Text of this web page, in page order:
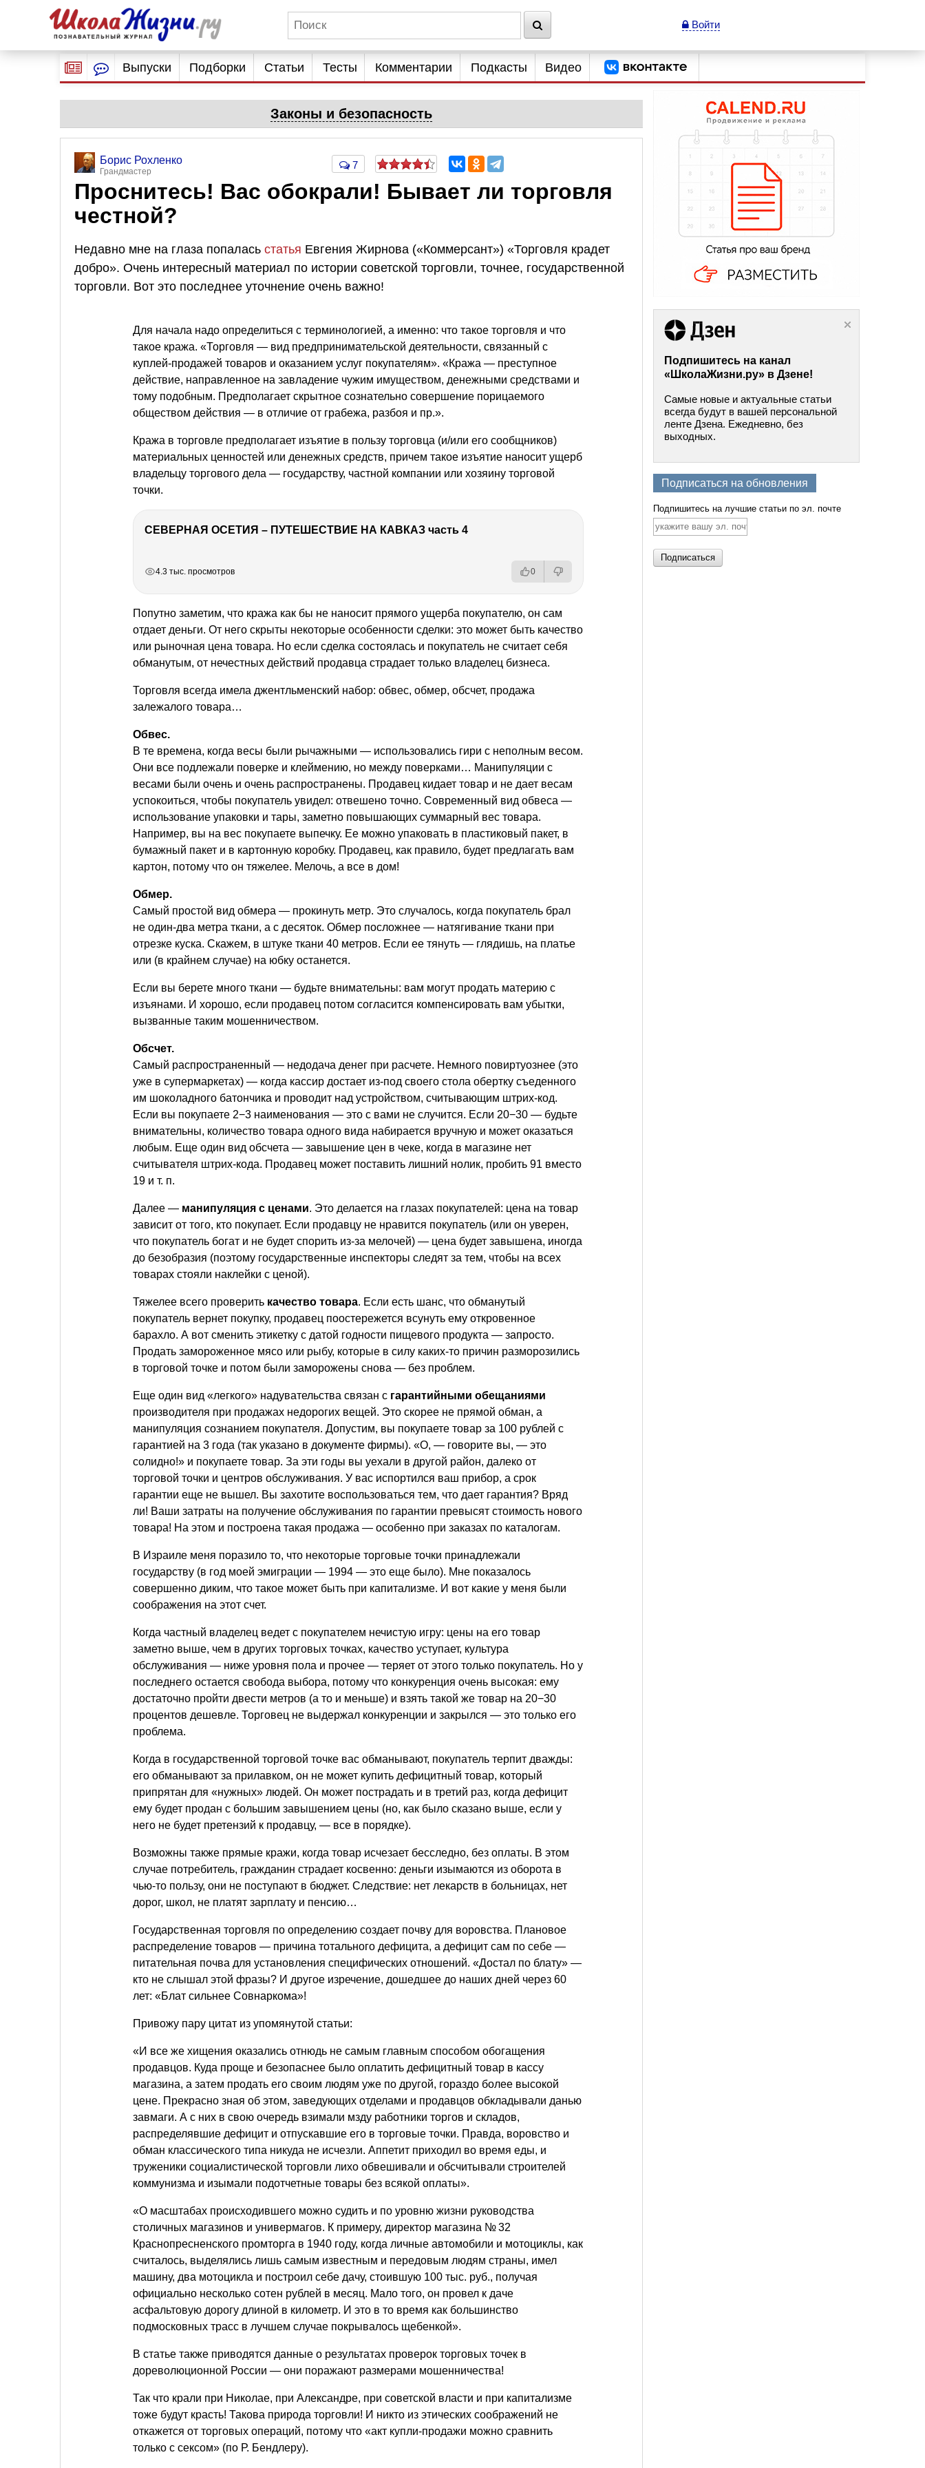
Войти
Выпуски Подборки Статьи Тесты Комментарии Подкасты Видео
Законы и безопасность
Борис Рохленко
Грандмастер
7
Проснитесь! Вас обокрали! Бывает ли торговля
честной?
Недавно мне на глаза попалась статья Евгения Жирнова («Коммерсант») «Торговля крадет
добро». Очень интересный материал по истории советской торговли, точнее, государственной
торговли. Вот это последнее уточнение очень важно!
Для начала надо определиться с терминологией, а именно: что такое торговля и что
такое кража. «Торговля — вид предпринимательской деятельности, связанный с
куплей-продажей товаров и оказанием услуг покупателям». «Кража — преступное
действие, направленное на завладение чужим имуществом, денежными средствами и
тому подобным. Предполагает скрытное сознательно совершение порицаемого
обществом действия — в отличие от грабежа, разбоя и пр.».
Кража в торговле предполагает изъятие в пользу торговца (и/или его сообщников)
материальных ценностей или денежных средств, причем такое изъятие наносит ущерб
владельцу торгового дела — государству, частной компании или хозяину торговой
точки.
СЕВЕРНАЯ ОСЕТИЯ – ПУТЕШЕСТВИЕ НА КАВКАЗ часть 4
4.3 тыс. просмотров 0
Попутно заметим, что кража как бы не наносит прямого ущерба покупателю, он сам
отдает деньги. От него скрыты некоторые особенности сделки: это может быть качество
или рыночная цена товара. Но если сделка состоялась и покупатель не считает себя
обманутым, от нечестных действий продавца страдает только владелец бизнеса.
Торговля всегда имела джентльменский набор: обвес, обмер, обсчет, продажа
залежалого товара…
Обвес.
В те времена, когда весы были рычажными — использовались гири с неполным весом.
Они все подлежали поверке и клеймению, но между поверками… Манипуляции с
весами были очень и очень распространены. Продавец кидает товар и не дает весам
успокоиться, чтобы покупатель увидел: отвешено точно. Современный вид обвеса —
использование упаковки и тары, заметно повышающих суммарный вес товара.
Например, вы на вес покупаете выпечку. Ее можно упаковать в пластиковый пакет, в
бумажный пакет и в картонную коробку. Продавец, как правило, будет предлагать вам
картон, потому что он тяжелее. Мелочь, а все в дом!
Обмер.
Самый простой вид обмера — прокинуть метр. Это случалось, когда покупатель брал
не один-два метра ткани, а с десяток. Обмер посложнее — натягивание ткани при
отрезке куска. Скажем, в штуке ткани 40 метров. Если ее тянуть — глядишь, на платье
или (в крайнем случае) на юбку останется.
Если вы берете много ткани — будьте внимательны: вам могут продать материю с
изъянами. И хорошо, если продавец потом согласится компенсировать вам убытки,
вызванные таким мошенничеством.
Обсчет.
Самый распространенный — недодача денег при расчете. Немного повиртуознее (это
уже в супермаркетах) — когда кассир достает из-под своего стола обертку съеденного
им шоколадного батончика и проводит над устройством, считывающим штрих-код.
Если вы покупаете 2−3 наименования — это с вами не случится. Если 20−30 — будьте
внимательны, количество товара одного вида набирается вручную и может оказаться
любым. Еще один вид обсчета — завышение цен в чеке, когда в магазине нет
считывателя штрих-кода. Продавец может поставить лишний нолик, пробить 91 вместо
19 и т. п.
Далее — манипуляция с ценами. Это делается на глазах покупателей: цена на товар
зависит от того, кто покупает. Если продавцу не нравится покупатель (или он уверен,
что покупатель богат и не будет спорить из-за мелочей) — цена будет завышена, иногда
до безобразия (поэтому государственные инспекторы следят за тем, чтобы на всех
товарах стояли наклейки с ценой).
Тяжелее всего проверить качество товара. Если есть шанс, что обманутый
покупатель вернет покупку, продавец поостережется всунуть ему откровенное
барахло. А вот сменить этикетку с датой годности пищевого продукта — запросто.
Продать замороженное мясо или рыбу, которые в силу каких-то причин разморозились
в торговой точке и потом были заморожены снова — без проблем.
Еще один вид «легкого» надувательства связан с гарантийными обещаниями
производителя при продажах недорогих вещей. Это скорее не прямой обман, а
манипуляция сознанием покупателя. Допустим, вы покупаете товар за 100 рублей с
гарантией на 3 года (так указано в документе фирмы). «О, — говорите вы, — это
солидно!» и покупаете товар. За эти годы вы уехали в другой район, далеко от
торговой точки и центров обслуживания. У вас испортился ваш прибор, а срок
гарантии еще не вышел. Вы захотите воспользоваться тем, что дает гарантия? Вряд
ли! Ваши затраты на получение обслуживания по гарантии превысят стоимость нового
товара! На этом и построена такая продажа — особенно при заказах по каталогам.
В Израиле меня поразило то, что некоторые торговые точки принадлежали
государству (в год моей эмиграции — 1994 — это еще было). Мне показалось
совершенно диким, что такое может быть при капитализме. И вот какие у меня были
соображения на этот счет.
Когда частный владелец ведет с покупателем нечистую игру: цены на его товар
заметно выше, чем в других торговых точках, качество уступает, культура
обслуживания — ниже уровня пола и прочее — теряет от этого только покупатель. Но у
последнего остается свобода выбора, потому что конкуренция очень высокая: ему
достаточно пройти двести метров (а то и меньше) и взять такой же товар на 20−30
процентов дешевле. Торговец не выдержал конкуренции и закрылся — это только его
проблема.
Когда в государственной торговой точке вас обманывают, покупатель терпит дважды:
его обманывают за прилавком, он не может купить дефицитный товар, который
припрятан для «нужных» людей. Он может пострадать и в третий раз, когда дефицит
ему будет продан с большим завышением цены (но, как было сказано выше, если у
него не будет претензий к продавцу, — все в порядке).
Возможны также прямые кражи, когда товар исчезает бесследно, без оплаты. В этом
случае потребитель, гражданин страдает косвенно: деньги изымаются из оборота в
чью-то пользу, они не поступают в бюджет. Следствие: нет лекарств в больницах, нет
дорог, школ, не платят зарплату и пенсию…
Государственная торговля по определению создает почву для воровства. Плановое
распределение товаров — причина тотального дефицита, а дефицит сам по себе —
питательная почва для установления специфических отношений. «Достал по блату» —
кто не слышал этой фразы? И другое изречение, дошедшее до наших дней через 60
лет: «Блат сильнее Совнаркома»!
Привожу пару цитат из упомянутой статьи:
«И все же хищения оказались отнюдь не самым главным способом обогащения
продавцов. Куда проще и безопаснее было оплатить дефицитный товар в кассу
магазина, а затем продать его своим людям уже по другой, гораздо более высокой
цене. Прекрасно зная об этом, заведующих отделами и продавцов обкладывали данью
завмаги. А с них в свою очередь взимали мзду работники торгов и складов,
распределявшие дефицит и отпускавшие его в торговые точки. Правда, воровство и
обман классического типа никуда не исчезли. Аппетит приходил во время еды, и
труженики социалистической торговли лихо обвешивали и обсчитывали строителей
коммунизма и изымали подотчетные товары без всякой оплаты».
«О масштабах происходившего можно судить и по уровню жизни руководства
столичных магазинов и универмагов. К примеру, директор магазина № 32
Краснопресненского промторга в 1940 году, когда личные автомобили и мотоциклы, как
считалось, выделялись лишь самым известным и передовым людям страны, имел
машину, два мотоцикла и построил себе дачу, стоившую 100 тыс. руб., получая
официально несколько сотен рублей в месяц. Мало того, он провел к даче
асфальтовую дорогу длиной в километр. И это в то время как большинство
подмосковных трасс в лучшем случае покрывалось щебенкой».
В статье также приводятся данные о результатах проверок торговых точек в
дореволюционной России — они поражают размерами мошенничества!
Так что крали при Николае, при Александре, при советской власти и при капитализме
тоже будут красть! Такова природа торговли! И никто из этических соображений не
откажется от торговых операций, потому что «акт купли-продажи можно сравнить
только с сексом» (по Р. Бендлеру).
Подпишитесь на канал
«ШколаЖизни.ру» в Дзене!
Самые новые и актуальные статьи
всегда будут в вашей персональной
ленте Дзена. Ежедневно, без
выходных.
Подписаться на обновления
Подпишитесь на лучшие статьи по эл. почте